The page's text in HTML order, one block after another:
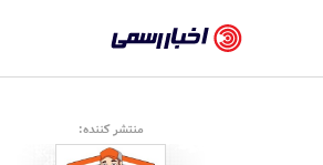
رسمی
-
اخبار
منتشر کننده: